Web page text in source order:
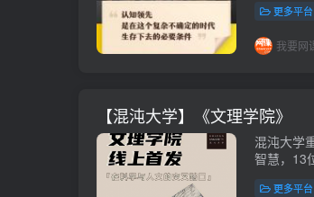
更多平台
我要网
【混沌大学】《文理学院》
混沌大学
智慧，13
https://
更多平台